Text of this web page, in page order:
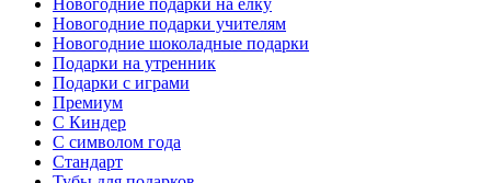
Новогодние подарки учителям
Новогодние шоколадные подарки
Подарки на утренник
Подарки с играми
Премиум
С Киндер
С символом года
Стандарт